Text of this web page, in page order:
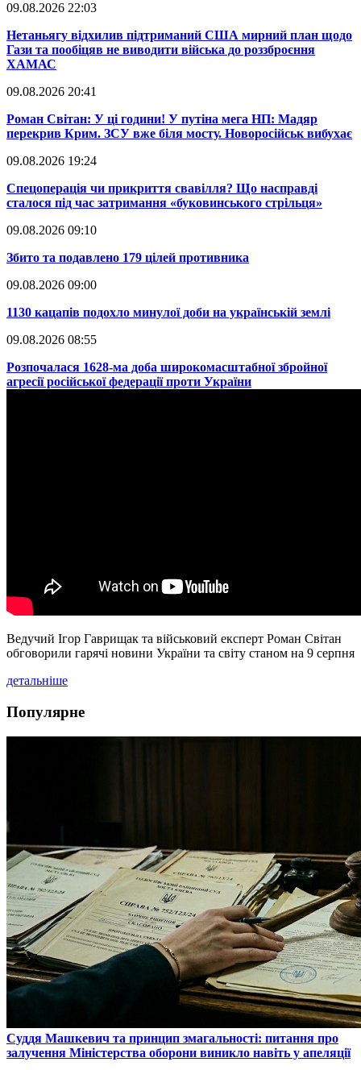
09.08.2026 22:03
​Нетаньягу відхилив підтриманий США мирний план щодо
Гази та пообіцяв не виводити війська до роззброєння
ХАМАС
09.08.2026 20:41
​Роман Світан: У ці години! У путіна мега НП: Мадяр
перекрив Крим. ЗСУ вже біля мосту. Новоросійськ вибухає
09.08.2026 19:24
​Спецоперація чи прикриття свавілля? Що насправді
сталося під час затримання «буковинського стрільця»
09.08.2026 09:10
​Збито та подавлено 179 цілей противника
09.08.2026 09:00
​1130 кацапів подохло минулої доби на українській землі
09.08.2026 08:55
​Розпочалася 1628-ма доба широкомасштабної збройної
агресії російської федерації проти України
Ведучий Ігор Гаврищак та військовий експерт Роман Світан
обговорили гарячі новини України та світу станом на 9 серпня
детальніше
Популярне
​Суддя Машкевич та принцип змагальності: питання про
залучення Міністерства оборони виникло навіть у апеляції